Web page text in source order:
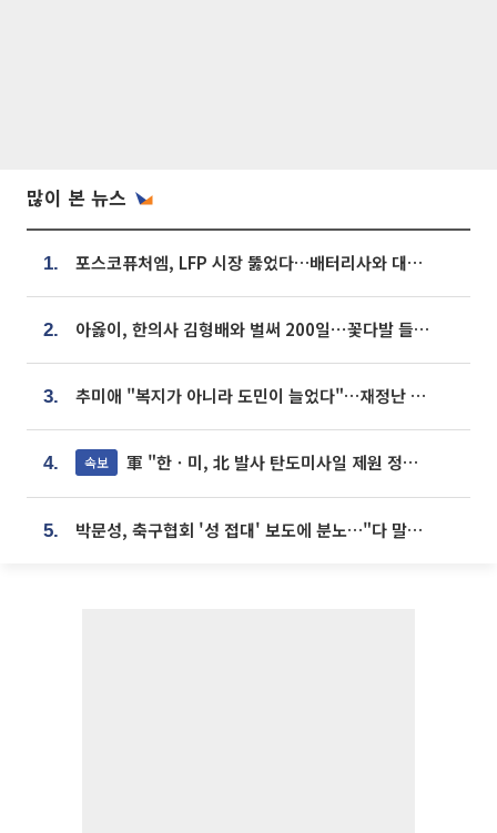
많이 본 뉴스
1. 포스코퓨처엠, LFP 시장 뚫었다…배터리사와 대규모 장기 공급 합의
2. 아옳이, 한의사 김형배와 벌써 200일⋯꽃다발 들고 "프러포즈 아냐"
3. 추미애 "복지가 아니라 도민이 늘었다"…재정난 책임론 정면돌파
4. 속보 軍 "한ㆍ미, 北 발사 탄도미사일 제원 정밀분석 중"
5. 박문성, 축구협회 '성 접대' 보도에 분노…"다 말아먹으려고 작정했나"